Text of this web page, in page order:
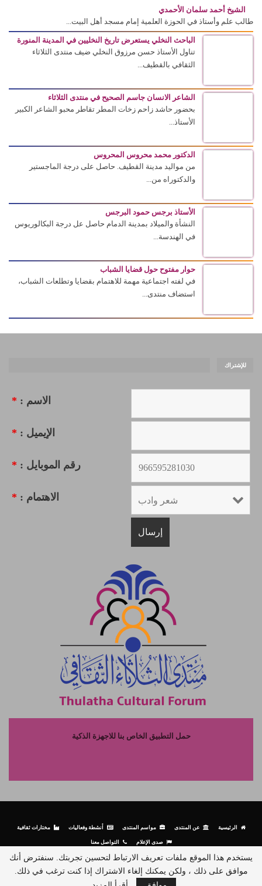
الشيخ أحمد سلمان الأحمدي
طالب علم وأستاذ في الحوزة العلمية إمام مسجد أهل البيت...
الباحث النخلي يستعرض تاريخ النخليين في المدينة المنورة
تناول الأستاذ حسن مرزوق النخلي ضيف منتدى الثلاثاء
الثقافي بالقطيف...
الشاعر الانسان جاسم الصحيح في منتدى الثلاثاء
بحضور حاشد زاحم زخات المطر تقاطر محبو الشاعر الكبير
الأستاذ...
الدكتور محمد محروس المحروس
من مواليد مدينة القطيف. حاصل على درجة الماجستير
والدكتوراه من...
الأستاذ برجس حمود البرجس
النشأة والميلاد بمدينة الدمام حاصل عل درجة البكالوريوس
في الهندسة...
حوار مفتوح حول قضايا الشباب
في لفته اجتماعية مهمة للاهتمام بقضايا وتطلعات الشباب،
استضاف منتدى...
للإشتراك
الاسم : *
الإيميل : *
رقم الموبايل : *
الاهتمام : *
حمل التطبيق الخاص بنا للاجهزة الذكية
الرئيسية عن المنتدى مواسم المنتدى أنشطة وفعاليات مختارات ثقافية
صدى الإعلام التواصل معنا
© جميع الحقوق محفوظة لمنتدى الثلاثاء الثقافي - 2026.
يستخدم هذا الموقع ملفات تعريف الارتباط لتحسين تجربتك. سنفترض أنك
موافق على ذلك ، ولكن يمكنك إلغاء الاشتراك إذا كنت ترغب في ذلك.